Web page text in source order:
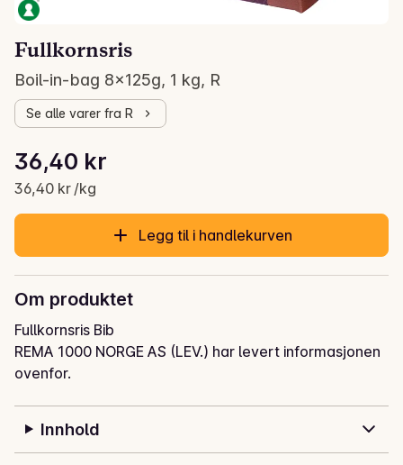
Fullkornsris
Boil-in-bag 8x125g, 1 kg, R
Se alle varer fra R
Gjeldende pris er: 36,40 kr
36,40 kr
36,40 kr /kg
Stykkpris: 36,40 kr /kg
Legg til i handlekurven
Om produktet
Fullkornsris Bib
REMA 1000 NORGE AS (LEV.) har levert informasjonen
ovenfor.
Innhold